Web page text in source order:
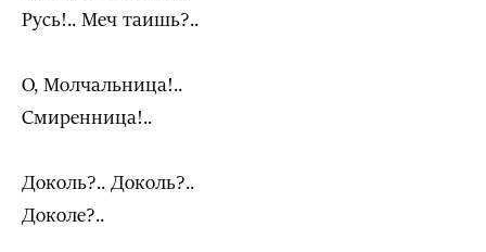
Русь!.. Меч таишь?..
О, Молчальница!..
Смиренница!..
Доколь?.. Доколь?..
Доколе?..